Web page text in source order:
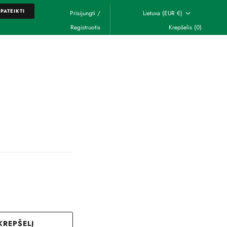
PATEIKTI Prisijungti /
Registruotis
Lietuva (EUR €)
Krepšelis (0)